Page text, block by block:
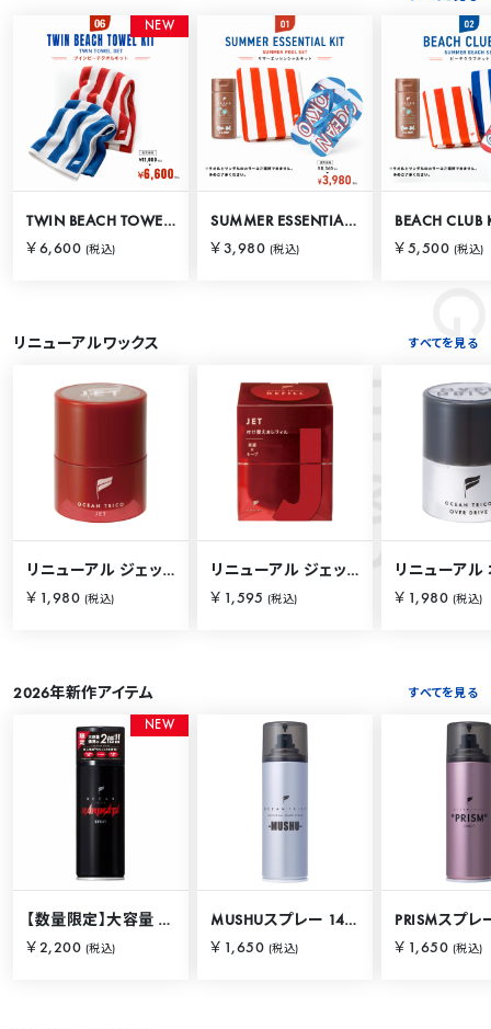
RANKING
N EW
TWIN BEACH TOWEL KIT
￥6,600 (税込)
SUMMER ESSENTIAL KIT
￥3,980 (税込)
BEACH CLUB
￥5,500 (税込)
リニューアルワックス すべてを見る
リニューアル ジェット 80g
￥1,980 (税込)
リニューアル ジェット 80g【詰替用】
￥1,595 (税込) ￥1,980 (税込)
2026年新作アイテム すべてを見る
N EW
【数量限定】大容量 バリカタスプレー 280g
￥2,200 (税込)
MUSHUスプレー 140g
￥1,650 (税込)
PRISMスプレ
￥1,650 (税込)
O
C
E
A
N
I
T
E
M